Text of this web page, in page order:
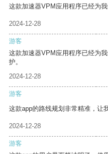
这款加速器VPM应用程序已经为
2024-12-28
游客
这款加速器VPM应用程序已经为
护。
2024-12-28
游客
这款app的路线规划非常精准，让
2024-12-28
游客